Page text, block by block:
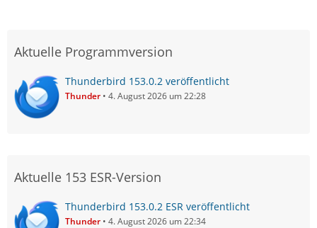
Aktuelle Programmversion
Thunderbird 153.0.2 veröffentlicht
Thunder 4. August 2026 um 22:28
Aktuelle 153 ESR-Version
Thunderbird 153.0.2 ESR veröffentlicht
Thunder 4. August 2026 um 22:34